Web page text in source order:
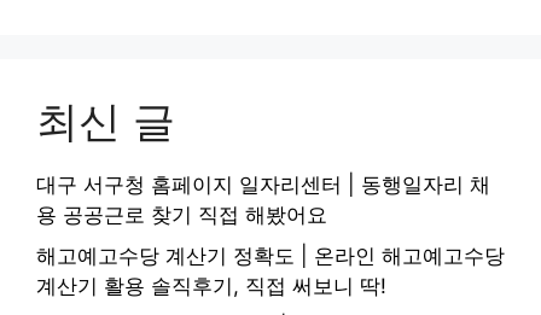
최신 글
대구 서구청 홈페이지 일자리센터 | 동행일자리 채
용 공공근로 찾기 직접 해봤어요
해고예고수당 계산기 정확도 | 온라인 해고예고수당
계산기 활용 솔직후기, 직접 써보니 딱!